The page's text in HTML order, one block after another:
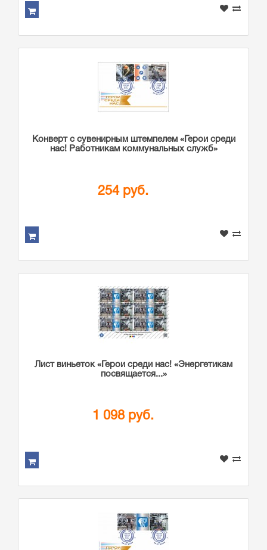
Конверт с сувенирным штемпелем «Герои среди
нас! Работникам коммунальных служб»
254 руб.
Лист виньеток «Герои среди нас! «Энергетикам
посвящается...»
1 098 руб.